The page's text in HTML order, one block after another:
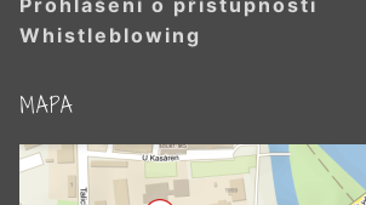
Prohlášení o přístupnosti
Whistleblowing
MAPA